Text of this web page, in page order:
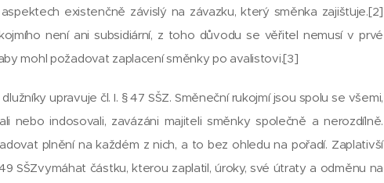
existenčně závislý na závazku, který směnka zajišťuje.[2]
není ani subsidiární, z toho důvodu se věřitel nemusí v prvé
mohl požadovat zaplacení směnky po avalistovi.[3]
upravuje čl. I. § 47 SŠZ. Směneční rukojmí jsou spolu se všemi,
nebo indosovali, zavázáni majiteli směnky společně a nerozdílně.
plnění na každém z nich, a to bez ohledu na pořadí. Zaplativší
SŠZvymáhat částku, kterou zaplatil, úroky, své útraty a odměnu na